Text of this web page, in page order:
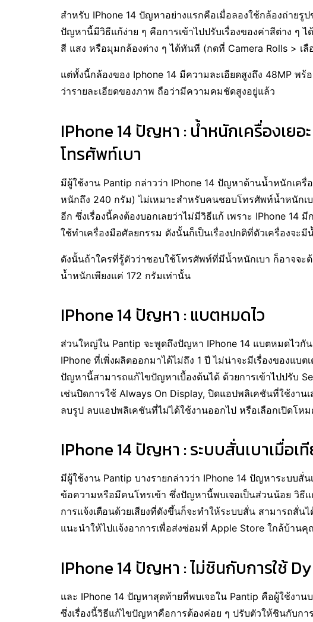
สำหรับ IPhone 14 ปัญหาอย่างแรกคือเมื่อลองใช้กล้องถ่ายรู
ปัญหานี้มีวิธีแก้ง่าย ๆ คือการเข้าไปปรับเรื่องของค่าสีต่าง ๆ
สี แสง หรือมุมกล้องต่าง ๆ ได้ทันที (กดที่ Camera Rolls > เ
แต่ทั้งนี้กล้องของ Iphone 14 มีความละเอียดสูงถึง 48MP พร้
ว่ารายละเอียดของภาพ ถือว่ามีความคมชัดสูงอยู่แล้ว
IPhone 14 ปัญหา : น้ำหนักเครื่องเยอ
โทรศัพท์เบา
มีผู้ใช้งาน Pantip กล่าวว่า IPhone 14 ปัญหาด้านน้ำหนักเครื่
หนักถึง 240 กรัม) ไม่เหมาะสำหรับคนชอบโทรศัพท์น้ำหนักเบ
อีก ซึ่งเรื่องนี้คงต้องบอกเลยว่าไม่มีวิธีแก้ เพราะ IPhone 14
ใช้ทำเครื่องมือศัลยกรรม ดังนั้นก็เป็นเรื่องปกติที่ตัวเครื่องจะมี
ดังนั้นถ้าใครที่รู้ตัวว่าชอบใช้โทรศัพท์ที่มีน้ำหนักเบา ก็อาจจะ
น้ำหนักเพียงแค่ 172 กรัมเท่านั้น
IPhone 14 ปัญหา : แบตหมดไว
ส่วนใหญ่ใน Pantip จะพูดถึงปัญหา IPhone 14 แบตหมดไวกั
IPhone ที่เพิ่งผลิตออกมาได้ไม่ถึง 1 ปี ไม่น่าจะมีเรื่องของแบต
ปัญหานี้สามารถแก้ไขปัญหาเบื้องต้นได้ ด้วยการเข้าไปปรับ
เช่นปิดการใช้ Always On Display, ปิดแอปพลิเคชันที่ใช้งาน
ลบรูป ลบแอปพลิเคชันที่ไม่ได้ใช้งานออกไป หรือเลือกเปิดโห
IPhone 14 ปัญหา : ระบบสั่นเบาเมื่อ
มีผู้ใช้งาน Pantip บางรายกล่าวว่า IPhone 14 ปัญหาระบบสั่
ข้อความหรือมีคนโทรเข้า ซึ่งปัญหานี้พบเจอเป็นส่วนน้อย วิธี
การแจ้งเตือนด้วยเสียงที่ดังขึ้นก็จะทำให้ระบบสั่น สามารถสั่น
แนะนำให้ไปแจ้งอาการเพื่อส่งซ่อมที่ Apple Store ใกล้บ้านคุ
IPhone 14 ปัญหา : ไม่ชินกับการใช้
และ IPhone 14 ปัญหาสุดท้ายที่พบเจอใน Pantip คือผู้ใช้งา
ซึ่งเรื่องนี้วิธีแก้ไขปัญหาคือการต้องค่อย ๆ ปรับตัวให้ชินกับกา